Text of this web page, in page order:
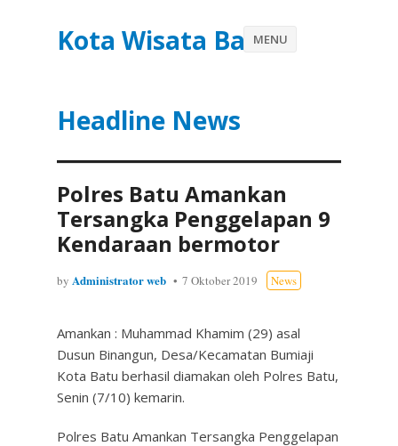
Kota Wisata Batu
Headline News
MENU
Polres Batu Amankan
Tersangka Penggelapan 9
Kendaraan bermotor
by Administrator web 7 Oktober 2019 News
Amankan : Muhammad Khamim (29) asal
Dusun Binangun, Desa/Kecamatan Bumiaji
Kota Batu berhasil diamakan oleh Polres Batu,
Senin (7/10) kemarin.
Polres Batu Amankan Tersangka Penggelapan